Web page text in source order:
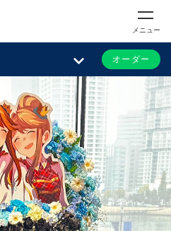
メニュー
オーダー